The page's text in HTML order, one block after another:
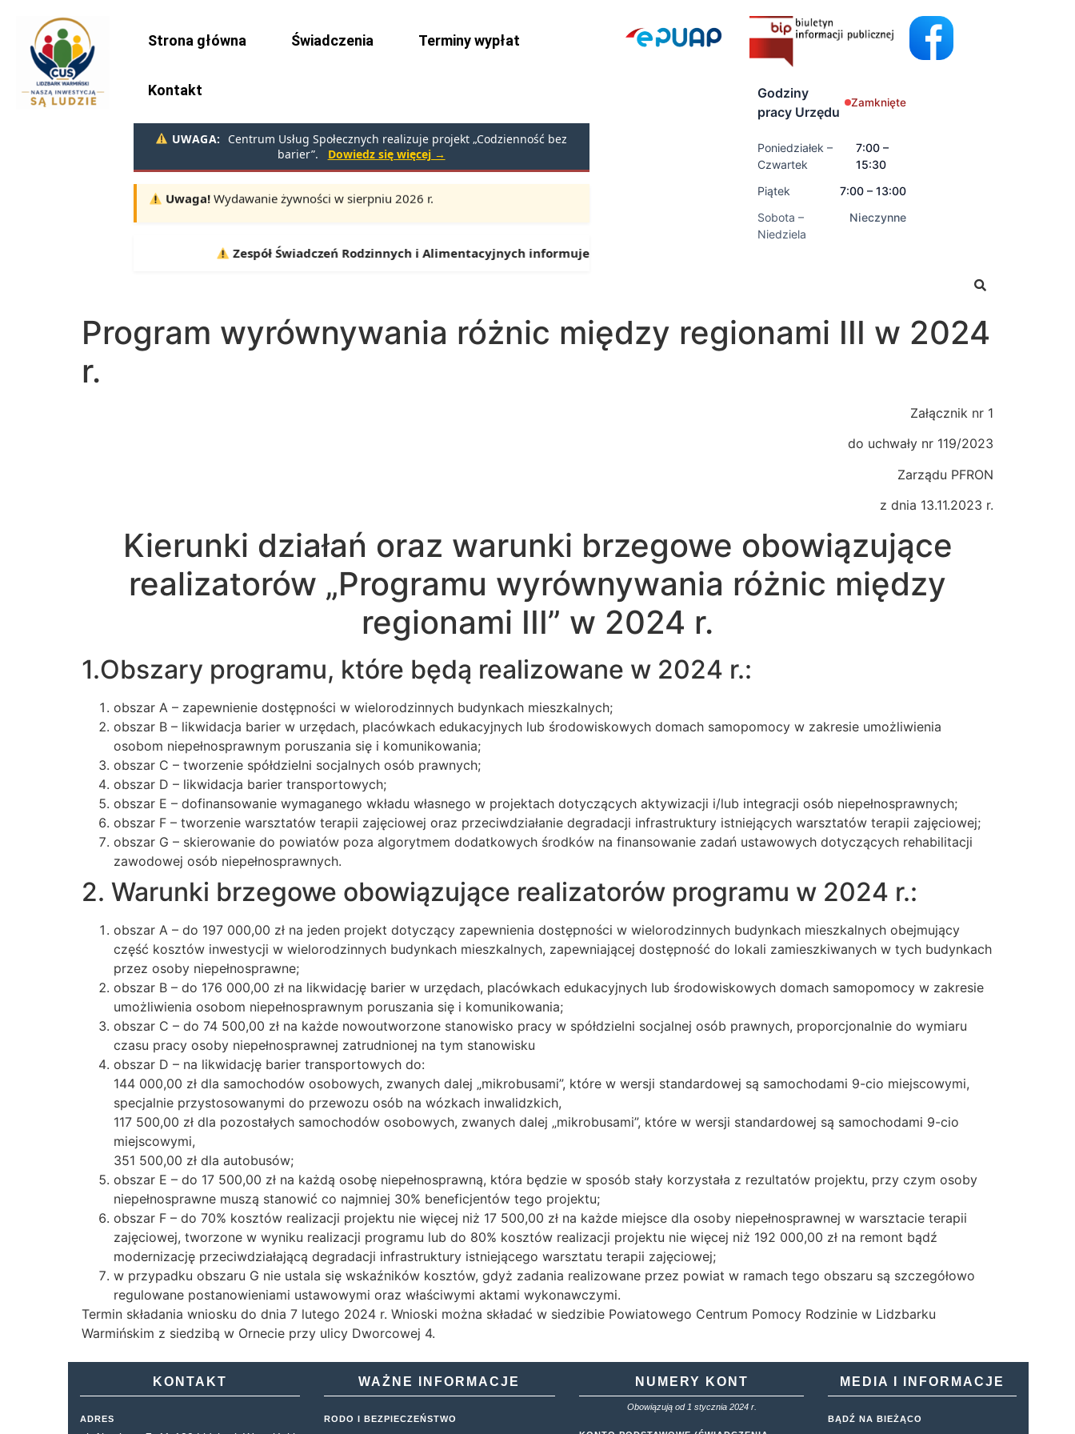
Strona główna Świadczenia Terminy wypłat
Kontakt
UWAGA:
Centrum Usług Społecznych realizuje projekt „Codzienność bez
barier”.
Dowiedz się więcej →
Uwaga!Wydawanie żywności w sierpniu 2026 r.
10.08, 11.08, 12.08 |
Zespół Świadczeń Rodzinnych i Alimentacyjnych informuje:Od 1 lipca można składać wnioski o świadczenia rodzinne oraz świadczenia z
Godziny
pracy Urzędu
Zamknięte
Poniedziałek –
Czwartek
7:00 –
15:30
Piątek
7:00 – 13:00
Sobota –
Niedziela
Nieczynne
Program wyrównywania różnic między regionami III w 2024
r.
Załącznik nr 1
do uchwały nr 119/2023
Zarządu PFRON
z dnia 13.11.2023 r.
Kierunki działań oraz warunki brzegowe obowiązujące
realizatorów „Programu wyrównywania różnic między
regionami III” w 2024 r.
1.Obszary programu, które będą realizowane w 2024 r.:
obszar A – zapewnienie dostępności w wielorodzinnych budynkach mieszkalnych;
obszar B – likwidacja barier w urzędach, placówkach edukacyjnych lub środowiskowych domach samopomocy w zakresie umożliwienia
osobom niepełnosprawnym poruszania się i komunikowania;
obszar C – tworzenie spółdzielni socjalnych osób prawnych;
obszar D – likwidacja barier transportowych;
obszar E – dofinansowanie wymaganego wkładu własnego w projektach dotyczących aktywizacji i/lub integracji osób niepełnosprawnych;
obszar F – tworzenie warsztatów terapii zajęciowej oraz przeciwdziałanie degradacji infrastruktury istniejących warsztatów terapii zajęciowej;
obszar G – skierowanie do powiatów poza algorytmem dodatkowych środków na finansowanie zadań ustawowych dotyczących rehabilitacji
zawodowej osób niepełnosprawnych.
2. Warunki brzegowe obowiązujące realizatorów programu w 2024 r.:
obszar A – do 197 000,00 zł na jeden projekt dotyczący zapewnienia dostępności w wielorodzinnych budynkach mieszkalnych obejmujący
część kosztów inwestycji w wielorodzinnych budynkach mieszkalnych, zapewniającej dostępność do lokali zamieszkiwanych w tych budynkach
przez osoby niepełnosprawne;
obszar B – do 176 000,00 zł na likwidację barier w urzędach, placówkach edukacyjnych lub środowiskowych domach samopomocy w zakresie
umożliwienia osobom niepełnosprawnym poruszania się i komunikowania;
obszar C – do 74 500,00 zł na każde nowoutworzone stanowisko pracy w spółdzielni socjalnej osób prawnych, proporcjonalnie do wymiaru
czasu pracy osoby niepełnosprawnej zatrudnionej na tym stanowisku
obszar D – na likwidację barier transportowych do:
144 000,00 zł dla samochodów osobowych, zwanych dalej „mikrobusami”, które w wersji standardowej są samochodami 9-cio miejscowymi,
specjalnie przystosowanymi do przewozu osób na wózkach inwalidzkich,
117 500,00 zł dla pozostałych samochodów osobowych, zwanych dalej „mikrobusami”, które w wersji standardowej są samochodami 9-cio
miejscowymi,
351 500,00 zł dla autobusów;
obszar E – do 17 500,00 zł na każdą osobę niepełnosprawną, która będzie w sposób stały korzystała z rezultatów projektu, przy czym osoby
niepełnosprawne muszą stanowić co najmniej 30% beneficjentów tego projektu;
obszar F – do 70% kosztów realizacji projektu nie więcej niż 17 500,00 zł na każde miejsce dla osoby niepełnosprawnej w warsztacie terapii
zajęciowej, tworzone w wyniku realizacji programu lub do 80% kosztów realizacji projektu nie więcej niż 192 000,00 zł na remont bądź
modernizację przeciwdziałającą degradacji infrastruktury istniejącego warsztatu terapii zajęciowej;
w przypadku obszaru G nie ustala się wskaźników kosztów, gdyż zadania realizowane przez powiat w ramach tego obszaru są szczegółowo
regulowane postanowieniami ustawowymi oraz właściwymi aktami wykonawczymi.
Termin składania wniosku do dnia 7 lutego 2024 r. Wnioski można składać w siedzibie Powiatowego Centrum Pomocy Rodzinie w Lidzbarku
Warmińskim z siedzibą w Ornecie przy ulicy Dworcowej 4.
KONTAKT
ADRES
WAŻNE INFORMACJE
RODO I BEZPIECZEŃSTWO
NUMERY KONT
Obowiązują od 1 stycznia 2024 r.
MEDIA I INFORMACJE
BĄDŹ NA BIEŻĄCO